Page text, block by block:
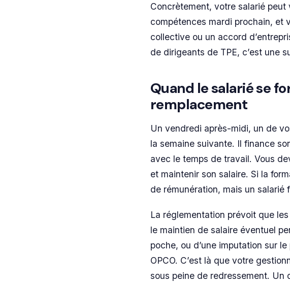
Concrètement, votre salarié
compétences mardi prochain, et
collective ou un accord
de dirigeants de TPE, c’est une
Quand le salarié se
remplacement
Un vendredi après-midi, un de
la semaine suivante. Il finance
avec le temps de travail. Vous
et maintenir son salaire. Si la
de rémunération, mais un
La réglementation prévoit que
le maintien de salaire éventuel
poche, ou d’une imputation sur
OPCO. C’est là que votre
sous peine de redressement. Un